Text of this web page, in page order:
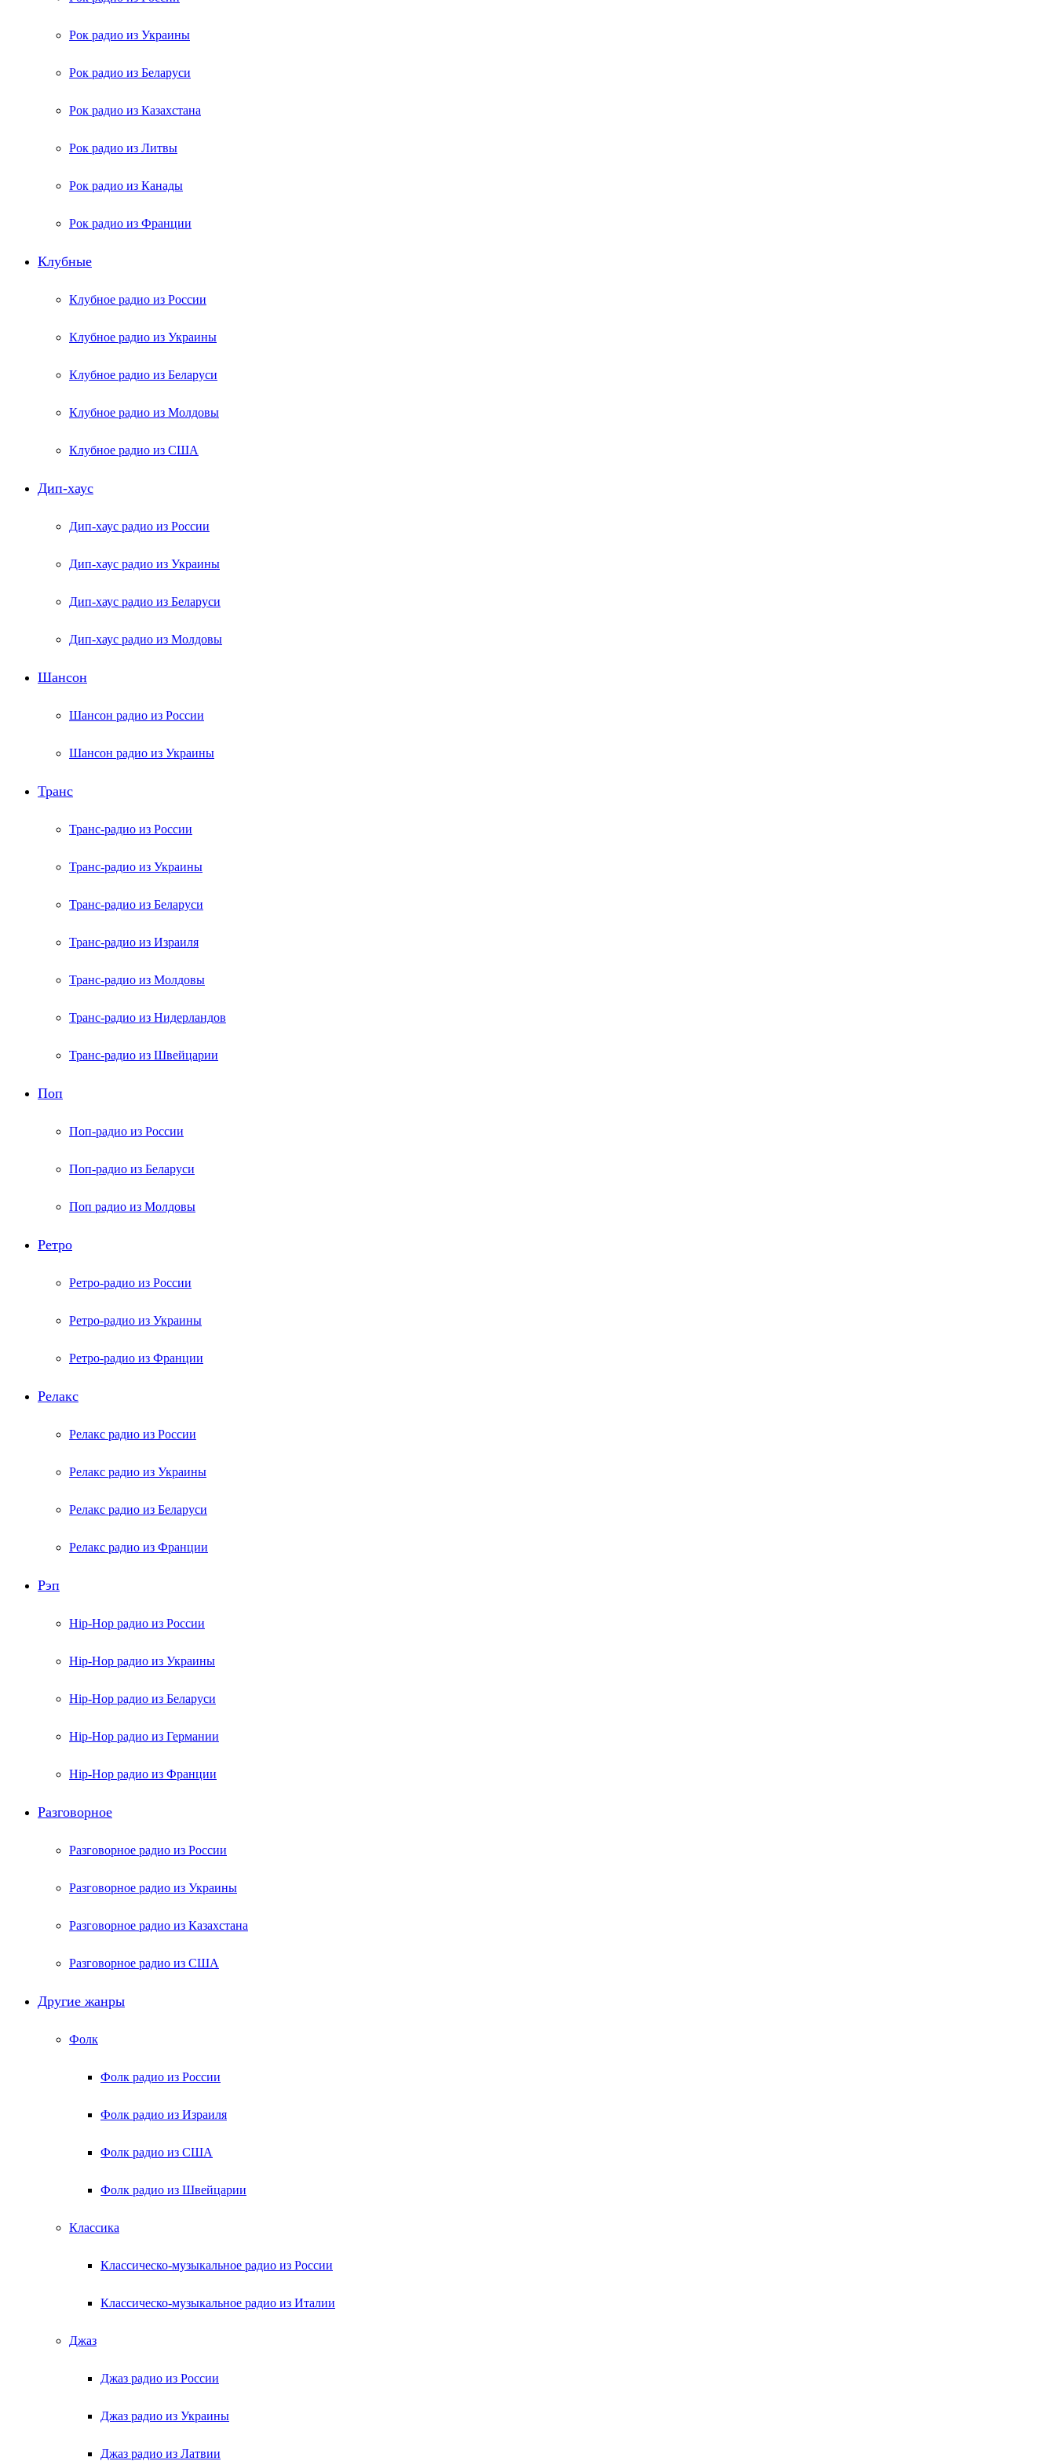
Рок радио из Украины
Рок радио из Беларуси
Рок радио из Казахстана
Рок радио из Литвы
Рок радио из Канады
Рок радио из Франции
Клубные
Клубное радио из России
Клубное радио из Украины
Клубное радио из Беларуси
Клубное радио из Молдовы
Клубное радио из США
Дип-хаус
Дип-хаус радио из России
Дип-хаус радио из Украины
Дип-хаус радио из Беларуси
Дип-хаус радио из Молдовы
Шансон
Шансон радио из России
Шансон радио из Украины
Транс
Транс-радио из России
Транс-радио из Украины
Транс-радио из Беларуси
Транс-радио из Израиля
Транс-радио из Молдовы
Транс-радио из Нидерландов
Транс-радио из Швейцарии
Поп
Поп-радио из России
Поп-радио из Беларуси
Поп радио из Молдовы
Ретро
Ретро-радио из России
Ретро-радио из Украины
Ретро-радио из Франции
Релакс
Релакс радио из России
Релакс радио из Украины
Релакс радио из Беларуси
Релакс радио из Франции
Рэп
Hip-Hop радио из России
Hip-Hop радио из Украины
Hip-Hop радио из Беларуси
Hip-Hop радио из Германии
Hip-Hop радио из Франции
Разговорное
Разговорное радио из России
Разговорное радио из Украины
Разговорное радио из Казахстана
Разговорное радио из США
Другие жанры
Фолк
Фолк радио из России
Фолк радио из Израиля
Фолк радио из США
Фолк радио из Швейцарии
Классика
Классическо-музыкальное радио из России
Классическо-музыкальное радио из Италии
Джаз
Джаз радио из России
Джаз радио из Украины
Джаз радио из Латвии